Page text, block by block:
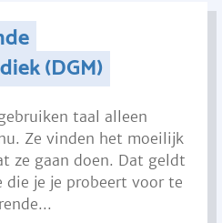
(DGM)
taal alleen
Ze vinden het moeilijk
ze gaan doen. Dat geldt
je je probeert voor te